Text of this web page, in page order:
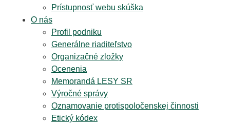
Prístupnosť webu skúška
O nás
Profil podniku
Generálne riaditeľstvo
Organizačné zložky
Ocenenia
Memorandá LESY SR
Výročné správy
Oznamovanie protispoločenskej činnosti
Etický kódex